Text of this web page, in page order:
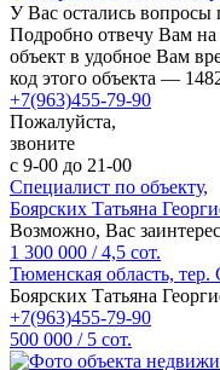
У Вас остались вопросы
Подробно отвечу Вам
объект в удобное Вам
код этого объекта —
+7(963)455-79-90
Пожалуйста,
звоните
с 9-00 до 21-00
Специалист по объекту,
Боярских Татьяна
Возможно, Вас
1 300 000 /4,5 сот.
Тюменская область,
Боярских Татьяна
+7(963)455-79-90
500 000 / 5 сот.